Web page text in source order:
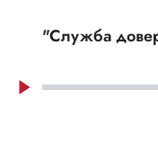
"Служба